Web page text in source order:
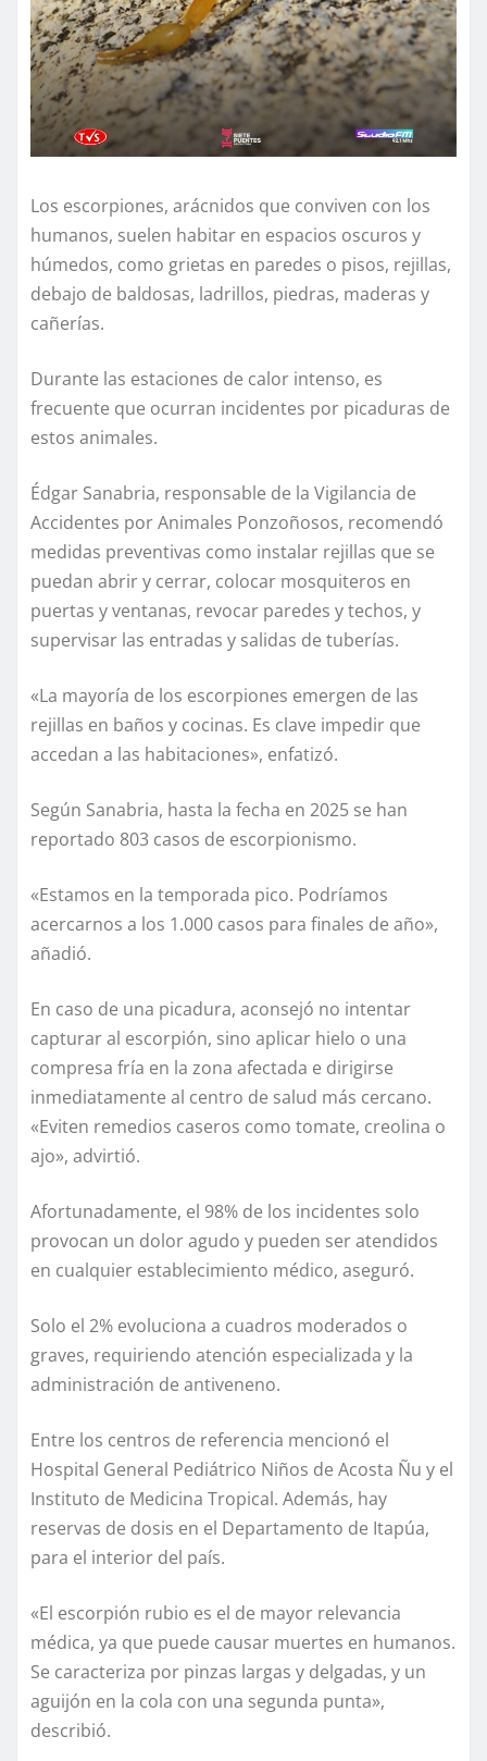
Los escorpiones, arácnidos que conviven con los
humanos, suelen habitar en espacios oscuros y
húmedos, como grietas en paredes o pisos, rejillas,
debajo de baldosas, ladrillos, piedras, maderas y
cañerías.
Durante las estaciones de calor intenso, es
frecuente que ocurran incidentes por picaduras de
estos animales.
Édgar Sanabria, responsable de la Vigilancia de
Accidentes por Animales Ponzoñosos, recomendó
medidas preventivas como instalar rejillas que se
puedan abrir y cerrar, colocar mosquiteros en
puertas y ventanas, revocar paredes y techos, y
supervisar las entradas y salidas de tuberías.
«La mayoría de los escorpiones emergen de las
rejillas en baños y cocinas. Es clave impedir que
accedan a las habitaciones», enfatizó.
Según Sanabria, hasta la fecha en 2025 se han
reportado 803 casos de escorpionismo.
«Estamos en la temporada pico. Podríamos
acercarnos a los 1.000 casos para finales de año»,
añadió.
En caso de una picadura, aconsejó no intentar
capturar al escorpión, sino aplicar hielo o una
compresa fría en la zona afectada e dirigirse
inmediatamente al centro de salud más cercano.
«Eviten remedios caseros como tomate, creolina o
ajo», advirtió.
Afortunadamente, el 98% de los incidentes solo
provocan un dolor agudo y pueden ser atendidos
en cualquier establecimiento médico, aseguró.
Solo el 2% evoluciona a cuadros moderados o
graves, requiriendo atención especializada y la
administración de antiveneno.
Entre los centros de referencia mencionó el
Hospital General Pediátrico Niños de Acosta Ñu y el
Instituto de Medicina Tropical. Además, hay
reservas de dosis en el Departamento de Itapúa,
para el interior del país.
«El escorpión rubio es el de mayor relevancia
médica, ya que puede causar muertes en humanos.
Se caracteriza por pinzas largas y delgadas, y un
aguijón en la cola con una segunda punta»,
describió.